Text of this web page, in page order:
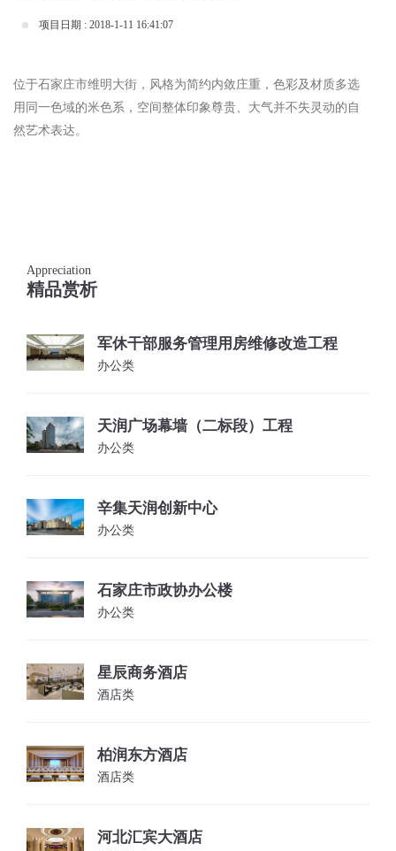
项目日期 : 2018-1-11 16:41:07
位于石家庄市维明大街，风格为简约内敛庄重，色彩及材质多选
用同一色域的米色系，空间整体印象尊贵、大气并不失灵动的自
然艺术表达。
Appreciation
精品赏析
军休干部服务管理用房维修改造工程
办公类
天润广场幕墙（二标段）工程
办公类
辛集天润创新中心
办公类
石家庄市政协办公楼
办公类
星辰商务酒店
酒店类
柏润东方酒店
酒店类
河北汇宾大酒店